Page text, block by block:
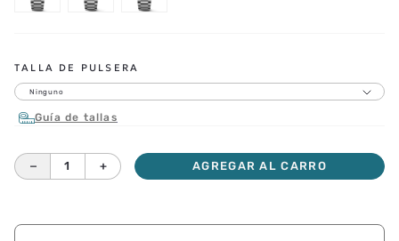
TALLA DE PULSERA
Ninguno
Guía de tallas
＋
－ AGREGAR AL CARRO